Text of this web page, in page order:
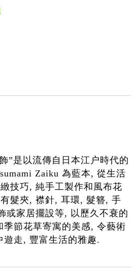
”是以流傳自日本江户時代的
Zaiku 為藍本, 從生活
技巧, 純手工製作和風布花
髮夾, 襟針, 耳環, 髮簪, 手
或家居擺設等, 以歷久不衰的
季節花草寄寓的美感, 令藝術
遊走, 豐富生活的雅趣.